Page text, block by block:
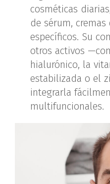
cosméticas
de sérum,
específicos. Su
otros activos
hialurónico, la
estabilizada o el
integrarla
multifuncionales.